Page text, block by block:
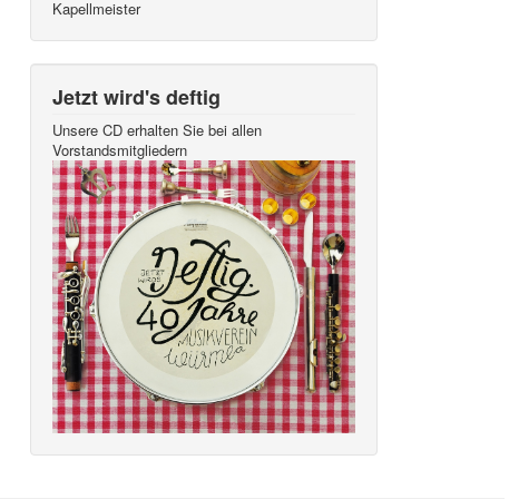
Kapellmeister
Jetzt wird's deftig
Unsere CD erhalten Sie bei allen
Vorstandsmitgliedern